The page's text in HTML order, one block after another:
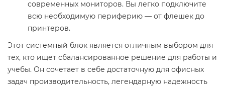
современных мониторов. Вы легко подключите
всю необходимую периферию — от флешек до
принтеров.
Этот системный блок является отличным выбором для
тех, кто ищет сбалансированное решение для работы и
учебы. Он сочетает в себе достаточную для офисных
задач производительность, легендарную надежность